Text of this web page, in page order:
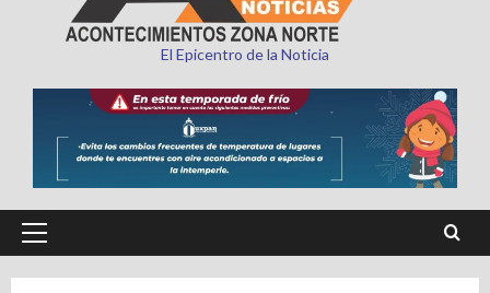
El Epicentro de la Noticia
Menú